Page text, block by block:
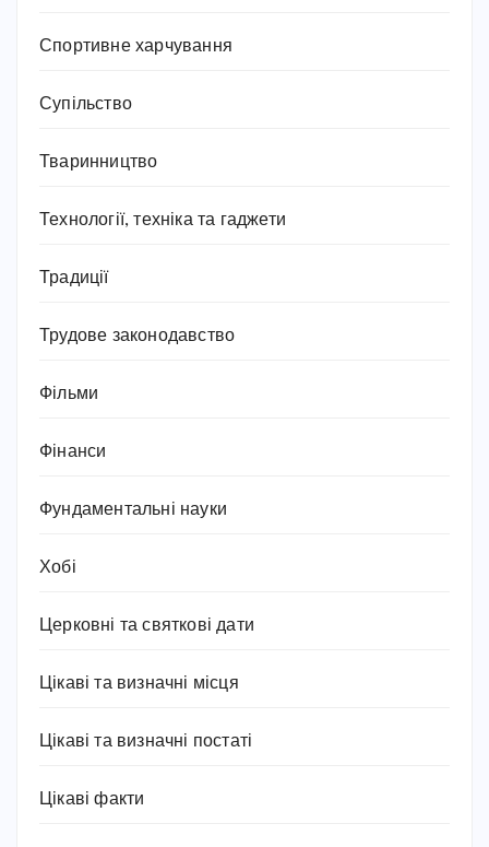
Спортивне харчування
Супільство
Тваринництво
Технології, техніка та гаджети
Традиції
Трудове законодавство
Фільми
Фінанси
Фундаментальні науки
Хобі
Церковні та святкові дати
Цікаві та визначні місця
Цікаві та визначні постаті
Цікаві факти